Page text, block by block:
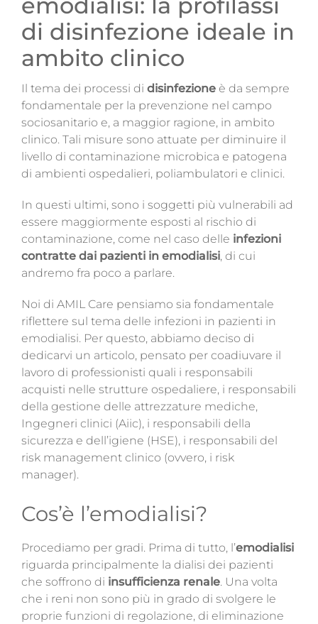
Contatti
Login
di disinfezione ideale in
ambito clinico
Il tema dei processi di disinfezione è da sempre
fondamentale per la prevenzione nel campo
sociosanitario e, a maggior ragione, in ambito
clinico. Tali misure sono attuate per diminuire il
livello di contaminazione microbica e patogena
di ambienti ospedalieri, poliambulatori e clinici.
In questi ultimi, sono i soggetti più vulnerabili ad
essere maggiormente esposti al rischio di
contaminazione, come nel caso delle infezioni
contratte dai pazienti in emodialisi, di cui
andremo fra poco a parlare.
Noi di AMIL Care pensiamo sia fondamentale
riflettere sul tema delle infezioni in pazienti in
emodialisi. Per questo, abbiamo deciso di
dedicarvi un articolo, pensato per coadiuvare il
lavoro di professionisti quali i responsabili
acquisti nelle strutture ospedaliere, i responsabili
della gestione delle attrezzature mediche,
Ingegneri clinici (Aiic), i responsabili della
sicurezza e dell’igiene (HSE), i responsabili del
risk management clinico (ovvero, i risk
manager).
Cos’è l’emodialisi?
Procediamo per gradi. Prima di tutto, l’emodialisi
riguarda principalmente la dialisi dei pazienti
che soffrono di insufficienza renale. Una volta
che i reni non sono più in grado di svolgere le
proprie funzioni di regolazione, di eliminazione